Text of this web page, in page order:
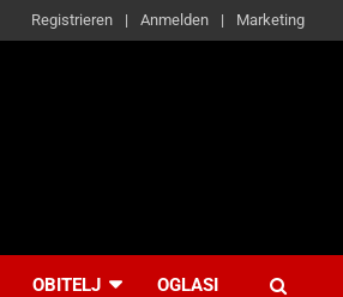
Registrieren Anmelden Marketing
OBITELJ OGLASI